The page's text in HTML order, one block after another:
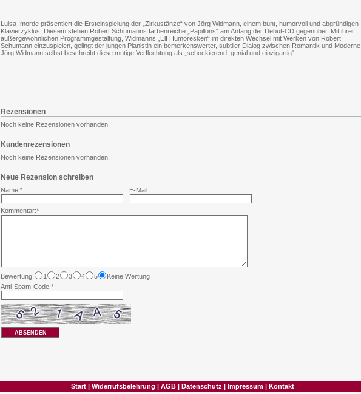
Luisa Imorde präsentiert die Ersteinspielung der „Zirkustänze“ von Jörg Widmann, einem bunt, humorvoll und abgründigen
Klavierzyklus. Diesem stehen Robert Schumanns farbenreiche „Papillons“ am Anfang der Debüt-CD gegenüber. Mit ihrer
außergewöhnlichen Programmgestaltung, Widmanns „Elf Humoresken“ im direkten Wechsel mit Werken von Robert
Schumann einzuspielen, gelingt der jungen Pianistin ein bemerkenswerter, subtiler Dialog zwischen Romantik und Moderne.
Jörg Widmann selbst beschreibt diese mutige Verflechtung als „schockierend, genial und einzigartig".
Rezensionen
Noch keine Rezensionen vorhanden.
Kundenrezensionen
Noch keine Rezensionen vorhanden.
Neue Rezension schreiben
Name:* E-Mail:
Kommentar:*
Bewertung: 1 2 3 4 5
Keine Wertung
Anti-Spam-Code:*
ABSENDEN
Start | Widerrufsbelehrung | AGB | Datenschutz | Impressum | Kontakt